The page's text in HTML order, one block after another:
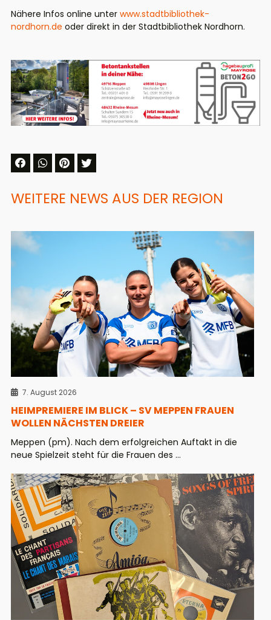
Nähere Infos online unter www.stadtbibliothek-
nordhorn.de oder direkt in der Stadtbibliothek Nordhorn.
WEITERE NEWS AUS DER REGION
7. August 2026
HEIMPREMIERE IM BLICK – SV MEPPEN FRAUEN
WOLLEN NÄCHSTEN DREIER
Meppen (pm). Nach dem erfolgreichen Auftakt in die
neue Spielzeit steht für die Frauen des ...